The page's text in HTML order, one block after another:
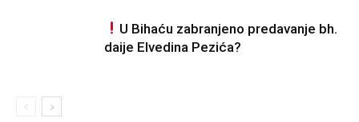
U Bihaću zabranjeno predavanje bh.
daije Elvedina Pezića?